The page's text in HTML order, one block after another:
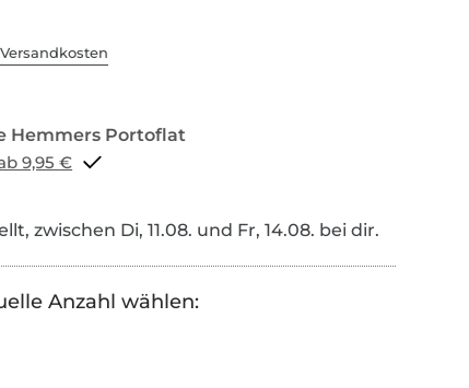
Portoflat schon ab 9,95 €
zwischen Di, 11.08. und Fr, 14.08. bei dir.
Anzahl wählen: